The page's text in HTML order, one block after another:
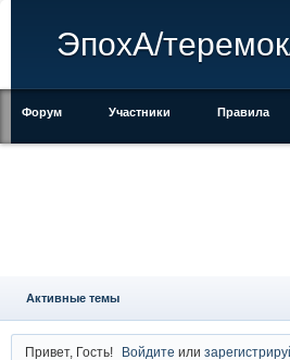
ЭпохА/
Форум Участники Правила
Активные темы
Привет, Гость! Войдите или